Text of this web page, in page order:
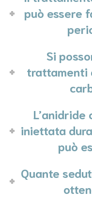
può essere
Si
trattamenti
iniettata
può
Quante